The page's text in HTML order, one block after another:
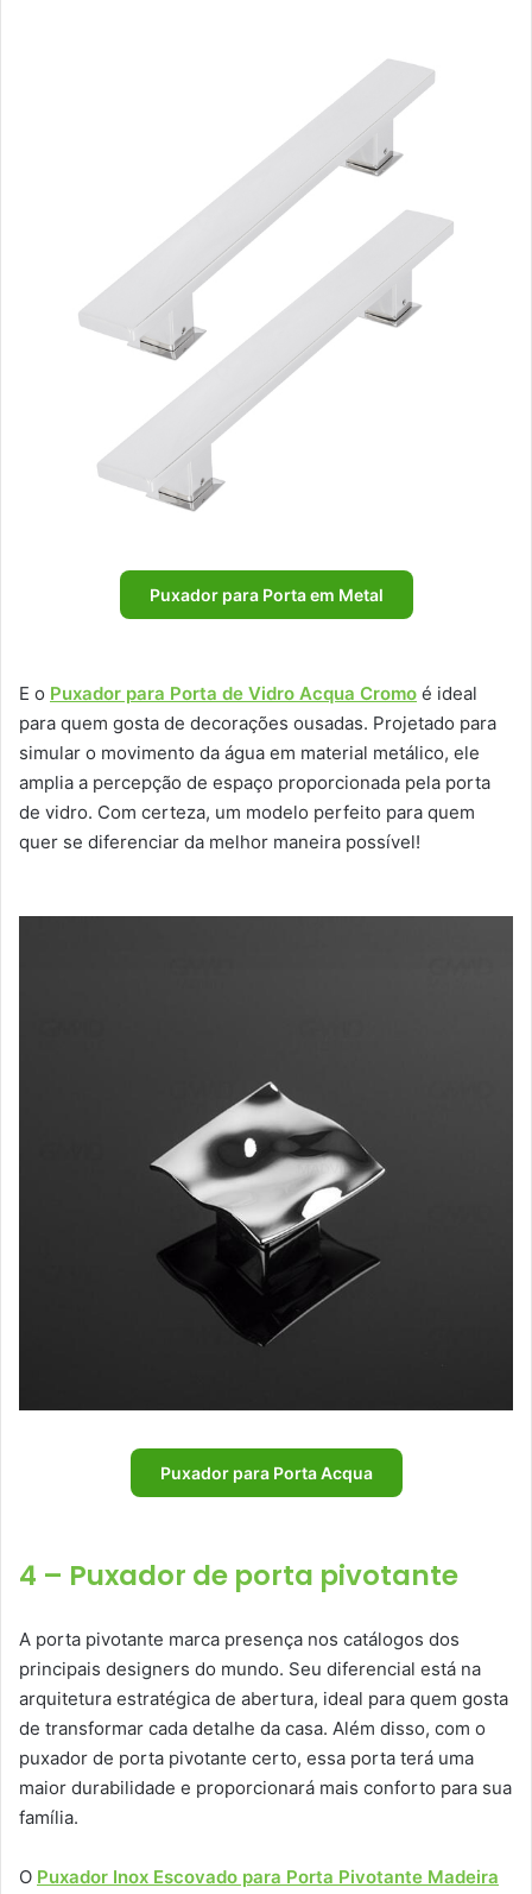
Puxador para Porta em Metal
E o Puxador para Porta de Vidro Acqua Cromo é ideal
para quem gosta de decorações ousadas. Projetado para
simular o movimento da água em material metálico, ele
amplia a percepção de espaço proporcionada pela porta
de vidro. Com certeza, um modelo perfeito para quem
quer se diferenciar da melhor maneira possível!
Puxador para Porta Acqua
4 – Puxador de porta pivotante
A porta pivotante marca presença nos catálogos dos
principais designers do mundo. Seu diferencial está na
arquitetura estratégica de abertura, ideal para quem gosta
de transformar cada detalhe da casa. Além disso, com o
puxador de porta pivotante certo, essa porta terá uma
maior durabilidade e proporcionará mais conforto para sua
família.
O Puxador Inox Escovado para Porta Pivotante Madeira